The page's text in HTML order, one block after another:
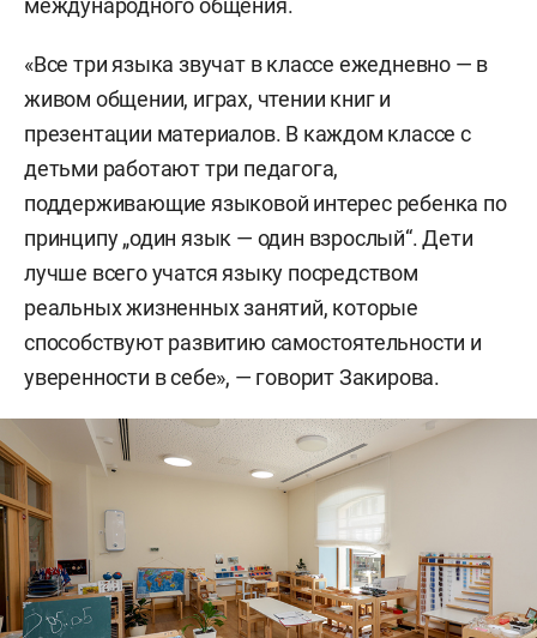
международного общения.
«Все три языка звучат в классе ежедневно — в
живом общении, играх, чтении книг и
презентации материалов. В каждом классе с
детьми работают три педагога,
поддерживающие языковой интерес ребенка по
принципу „один язык — один взрослый“. Дети
лучше всего учатся языку посредством
реальных жизненных занятий, которые
способствуют развитию самостоятельности и
уверенности в себе», — говорит Закирова.